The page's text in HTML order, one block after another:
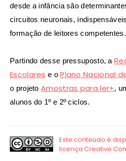
desde a infância são
circuitos neuronais,
formação de leitores competentes.
Partindo desse pressuposto,a
Escolares e oPlano Nacional
o projeto Amostras para ler+,
alunos do 1º e 2º ciclos.